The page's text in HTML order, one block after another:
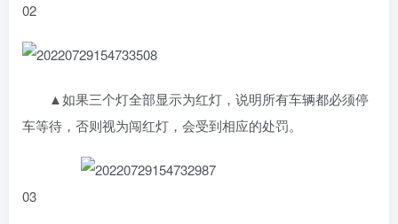
02
▲如果三个灯全部显示为红灯，说明所有车辆都必须停
车等待，否则视为闯红灯，会受到相应的处罚。
03